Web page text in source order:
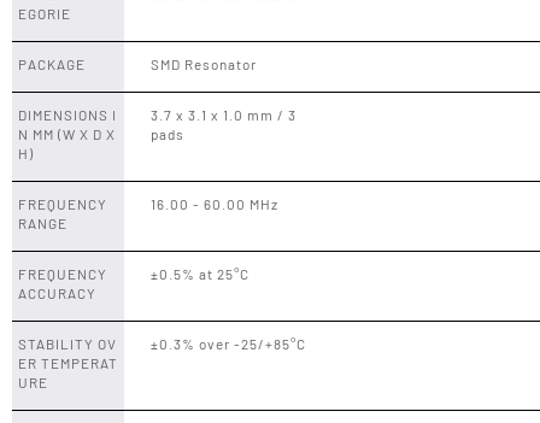
EGORIE
PACKAGE SMD Resonator
DIMENSIONS I
N MM (W X D X
H)
3.7 x 3.1 x 1.0 mm / 3
pads
FREQUENCY
RANGE
16.00 - 60.00 MHz
FREQUENCY
ACCURACY
±0.5% at 25°C
STABILITY OV
ER TEMPERAT
URE
±0.3% over -25/+85°C